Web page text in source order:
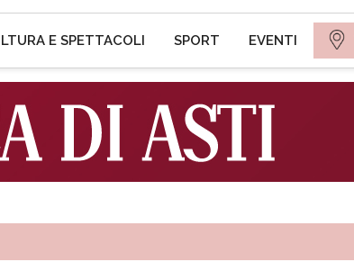
E SPETTACOLI SPORT EVENTI